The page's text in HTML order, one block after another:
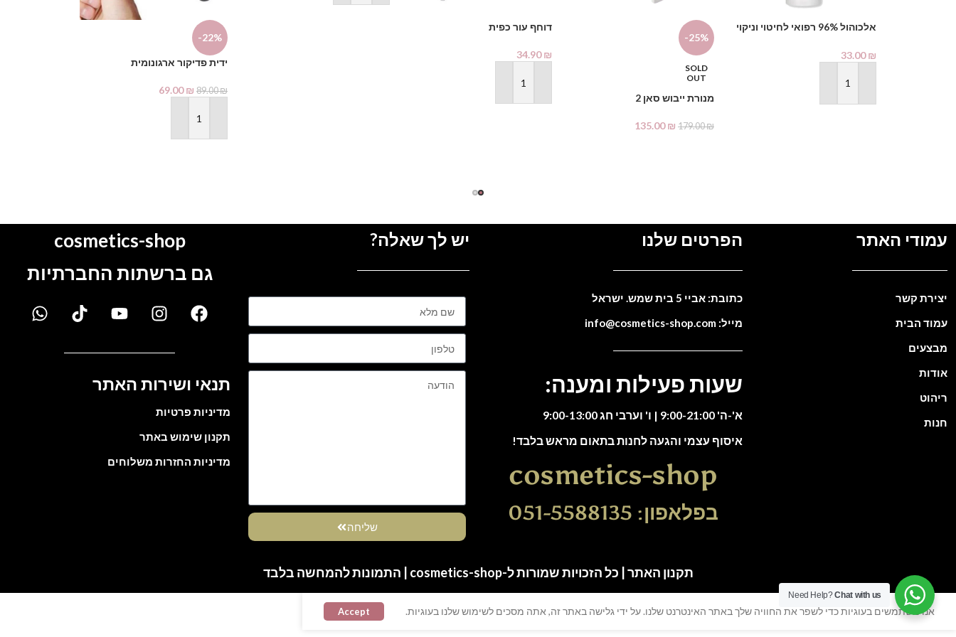
אלכוהול 96% רפואי לחיטוי וניקוי
Alcohol
33.00₪
הוספה לסל
-25%
SOLD
OUT
מנורת ייבוש סאן 2
179.00₪
135.00₪
דוחף עור כפית
34.90₪
הוספה לסל
-22%
ידית פדיקור ארגונומית
89.00₪
69.00₪
הוספה לסל
עמודי האתר
יצירת קשר
עמוד הבית
מבצעים
אודות
ריהוט
חנות
הפרטים שלנו
כתובת: אביי 5 בית שמש. ישראל
מייל: info@cosmetics-shop.com
שעות פעילות ומענה:
א'-ה' 9:00-21:00 | ו' וערבי חג 9:00-13:00
איסוף עצמי והגעה לחנות בתאום מראש בלבד!
cosmetics-shop
בפלאפון: 051-5588135
יש לך שאלה?
שליחה
cosmetics-shop
גם ברשתות החברתיות
תנאי ושירות האתר
מדיניות פרטיות
תקנון שימוש באתר
מדיניות החזרות משלוחים
תקנון האתר | כל הזכויות שמורות ל-cosmetics-shop | התמונות להמחשה בלבד
אנו משתמשים בעוגיות כדי לשפר את החוויה שלך באתר האינטרנט שלנו. על ידי גלישה באתר זה, אתה מסכים לשימוש שלנו בעוגיות. Accept
Need Help?Chat with us